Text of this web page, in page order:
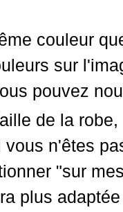
couleur
sur
pouvez
de la
vous n'êtes
"sur
plus